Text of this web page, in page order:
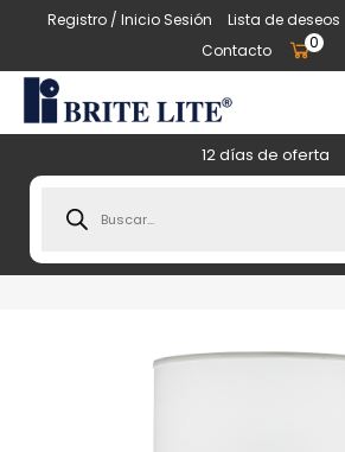
Registro / Inicio Sesión Lista de deseos
Contacto
0
12 días de oferta
search